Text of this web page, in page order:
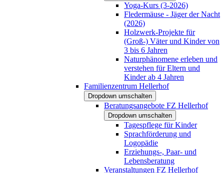
Yoga-Kurs (3-2026)
Fledermäuse - Jäger der Nacht
(2026)
Holzwerk-Projekte für
(Groß-) Väter und Kinder von
3 bis 6 Jahren
Naturphänomene erleben und
verstehen für Eltern und
Kinder ab 4 Jahren
Familienzentrum Hellerhof
Dropdown umschalten
Beratungsangebote FZ Hellerhof
Dropdown umschalten
Tagespflege für Kinder
Sprachförderung und
Logopädie
Erziehungs-, Paar- und
Lebensberatung
Veranstaltungen FZ Hellerhof